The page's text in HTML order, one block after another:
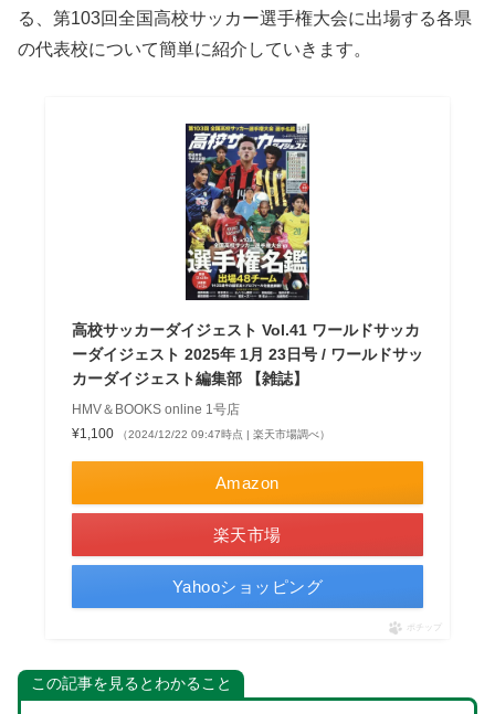
る、第103回全国高校サッカー選手権大会に出場する各県
の代表校について簡単に紹介していきます。
高校サッカーダイジェスト Vol.41 ワールドサッカ
ーダイジェスト 2025年 1月 23日号 / ワールドサッ
カーダイジェスト編集部 【雑誌】
HMV＆BOOKS online 1号店
¥1,100
（2024/12/22 09:47時点 | 楽天市場調べ）
Amazon
楽天市場
Yahooショッピング
ポチップ
この記事を見るとわかること